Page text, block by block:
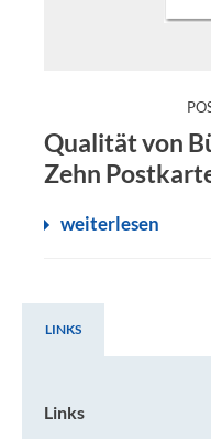
Qualität von
Zehn
Die
weiterlesen
LINKS
Links